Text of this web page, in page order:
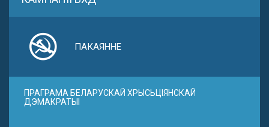
ПАКАЯННЕ
ПРАГРАМА БЕЛАРУСКАЙ ХРЫСЬЦІЯНСКАЙ
ДЭМАКРАТЫІ